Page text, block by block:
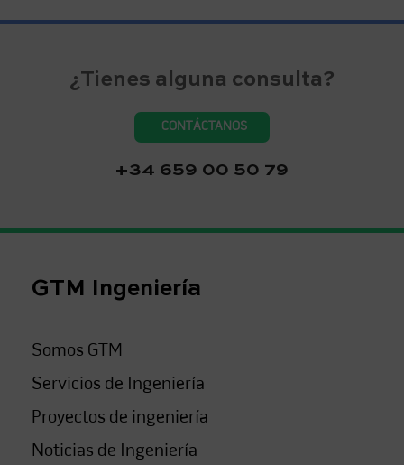
¿Tienes alguna consulta?
CONTÁCTANOS
+34 659 00 50 79
GTM Ingeniería
Somos GTM
Servicios de Ingeniería
Proyectos de ingeniería
Noticias de Ingeniería